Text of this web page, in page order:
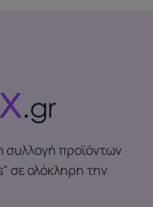
συλλογή προϊόντων
σε ολόκληρη την